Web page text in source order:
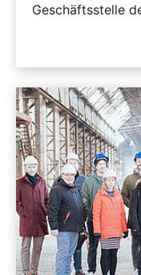
Geschäftsstelle